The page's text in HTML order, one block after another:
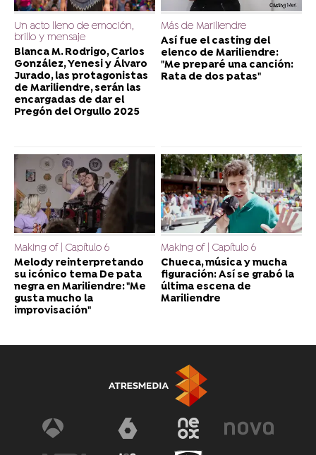
Un acto lleno de emoción,
brillo y mensaje
Blanca M. Rodrigo, Carlos
González, Yenesi y Álvaro
Jurado, las protagonistas
de Mariliendre, serán las
encargadas de dar el
Pregón del Orgullo 2025
Más de Mariliendre
Así fue el casting del
elenco de Mariliendre:
"Me preparé una canción:
Rata de dos patas"
Making of | Capítulo 6
Melody reinterpretando
su icónico tema De pata
negra en Mariliendre: "Me
gusta mucho la
improvisación"
Making of | Capítulo 6
Chueca, música y mucha
figuración: Así se grabó la
última escena de
Mariliendre